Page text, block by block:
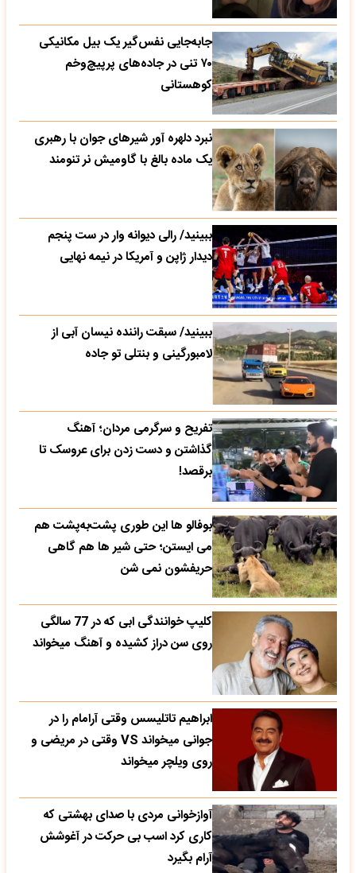
جابه‌جایی نفس‌گیر یک بیل مکانیکی
۷۰ تنی در جاده‌های پرپیچ‌وخم
کوهستانی
نبرد دلهره آور شیرهای جوان با رهبری
یک ماده بالغ با گاومیش نر تنومند
ببینید/ رالی دیوانه وار در ست پنجم
دیدار ژاپن و آمریکا در نیمه نهایی
ببینید/ سبقت راننده نیسان آبی از
لامبورگینی و بنتلی تو جاده
تفریح و سرگرمی مردان؛ آهنگ
گذاشتن و دست زدن برای عروسک تا
برقصد!
بوفالو ها این‌ طوری پشت‌به‌پشت هم
می‌ ایستن؛ حتی شیر ها هم گاهی
حریفشون نمی‌ شن
کلیپ خوانندگی ابی که در 77 سالگی
روی سن دراز کشیده و آهنگ میخواند
ابراهیم تاتلیسس وقتی آرامام را در
جوانی میخواند VS وقتی در مریضی و
روی ویلچر میخواند
آوازخوانی مردی با صدای بهشتی که
کاری کرد اسب بی حرکت در آغوشش
آرام بگیرد